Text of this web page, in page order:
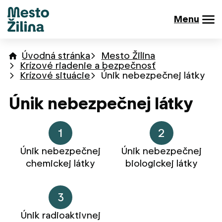
Menu
Úvodná stránka
Mesto Žilina
Krízové riadenie a bezpečnosť
Krízové situácie
Únik nebezpečnej látky
Únik nebezpečnej látky
Únik nebezpečnej
chemickej látky
Únik nebezpečnej
biologickej látky
Únik radioaktivnej